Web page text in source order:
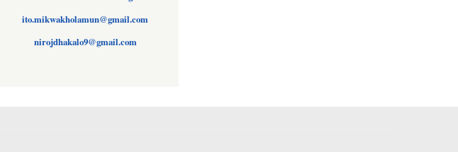
ito.mikwakholamun@gmail.com
nirojdhakalo9@gmail.com